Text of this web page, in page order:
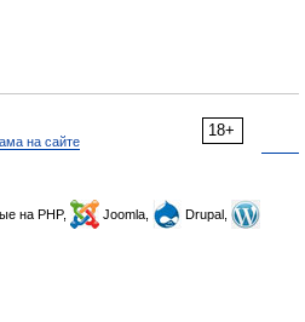
18+
на сайте
на PHP, Joomla,
Drupal,